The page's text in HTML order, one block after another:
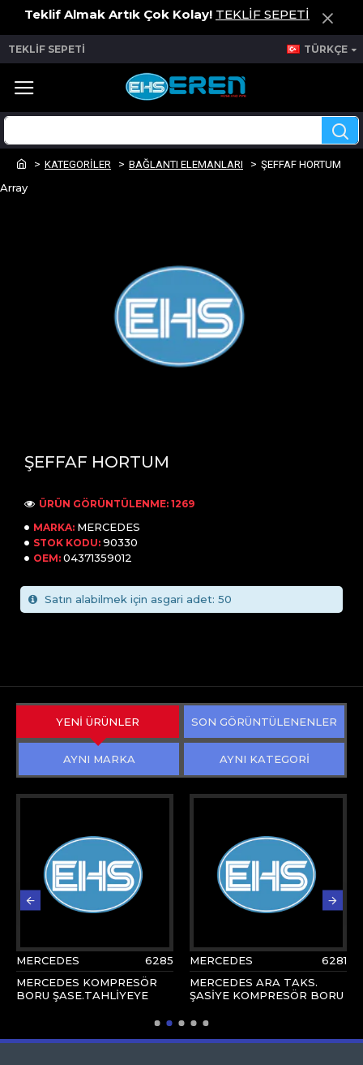
Teklif Almak Artık Çok Kolay! TEKLİF SEPETİ
TEKLİF SEPETİ TÜRKÇE
KATEGORİLER BAĞLANTI ELEMANLARI ŞEFFAF HORTUM
Array
ŞEFFAF HORTUM
MARKA: MERCEDES
STOK KODU: 90330
OEM: 04371359012
ÜRÜN GÖRÜNTÜLENME: 1269
Satın alabilmek için asgari adet: 50
YENİ ÜRÜNLER SON GÖRÜNTÜLENENLER
AYNI MARKA AYNI KATEGORİ
MERCEDES
6285
MERCEDES KOMPRESÖR
BORU ŞASE.TAHLİYEYE
MERCEDES
6281
MERCEDES ARA TAKS.
ŞASİYE KOMPRESÖR BORU